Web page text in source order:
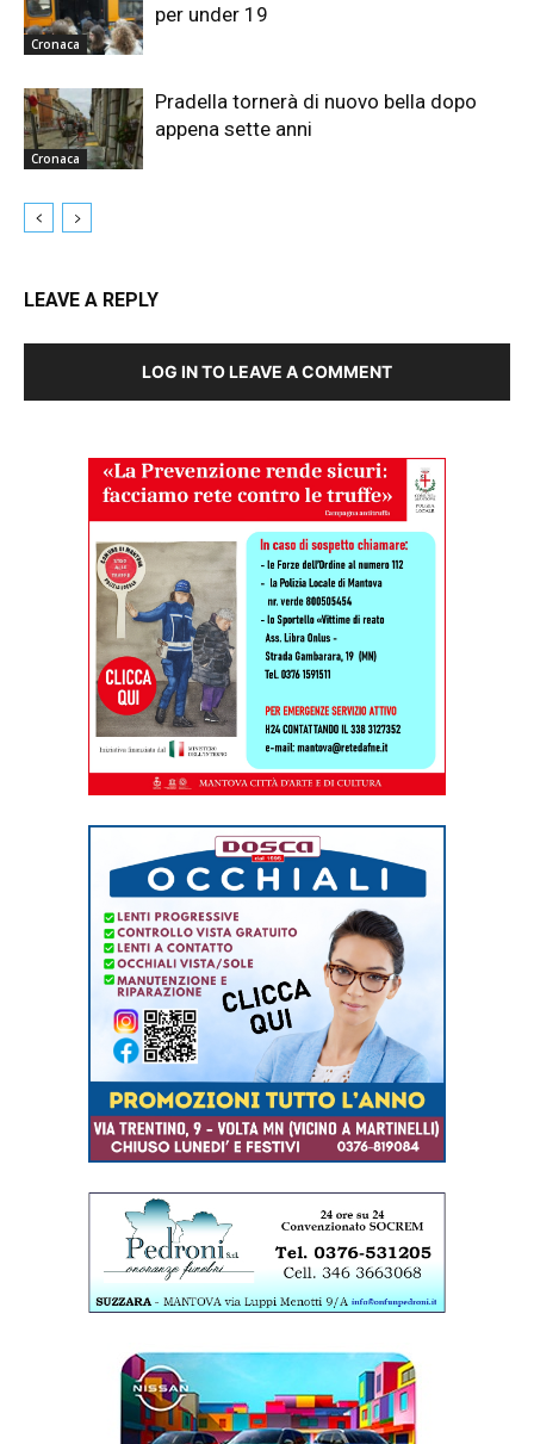
Cronaca
per under 19
Cronaca
Pradella tornerà di nuovo bella dopo
appena sette anni
LEAVE A REPLY
LOG IN TO LEAVE A COMMENT